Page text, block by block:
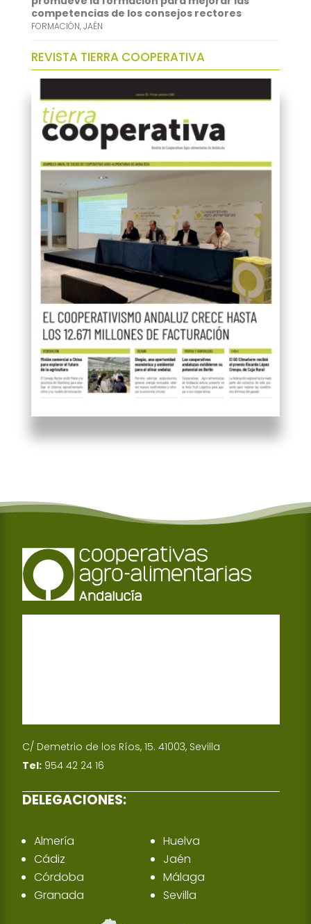
competencias de los consejos rectores
FORMACIÓN,JAÉN
REVISTA TIERRA COOPERATIVA
C/ Demetrio de los Ríos, 15. 41003, Sevilla
Tel: 954 42 24 16
DELEGACIONES:
Almería
Cádiz
Córdoba
Granada
Huelva
Jaén
Málaga
Sevilla